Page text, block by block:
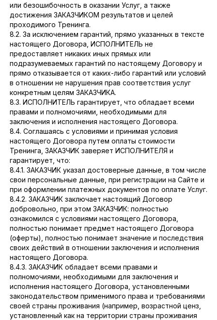
или безошибочность в оказании Услуг, а также
достижения ЗАКАЗЧИКОМ результатов и целей
проходимого Тренинга.
8.2. За исключением гарантий, прямо указанных в тексте
настоящего Договора, ИСПОЛНИТЕЛЬ не
предоставляет никаких иных прямых или
подразумеваемых гарантий по настоящему Договору и
прямо отказывается от каких-либо гарантий или условий
в отношении не нарушения прав соответствия услуг
конкретным целям ЗАКАЗЧИКА.
8.3. ИСПОЛНИТЕЛЬ гарантирует, что обладает всеми
правами и полномочиями, необходимыми для
заключения и исполнения настоящего Договора.
8.4. Соглашаясь с условиями и принимая условия
настоящего Договора путем оплаты стоимости
Тренинга, ЗАКАЗЧИК заверяет ИСПОЛНИТЕЛЯ и
гарантирует, что:
8.4.1. ЗАКАЗЧИК указал достоверные данные, в том числе
свои персональные данные, при регистрации на Сайте и
при оформлении платежных документов по оплате Услуг.
8.4.2. ЗАКАЗЧИК заключает настоящий Договор
добровольно, при этом ЗАКАЗЧИК: полностью
ознакомился с условиями настоящего Договора,
полностью понимает предмет настоящего Договора
(оферты), полностью понимает значение и последствия
своих действий в отношении заключения и исполнения
настоящего Договора.
8.4.3. ЗАКАЗЧИК обладает всеми правами и
полномочиями, необходимыми для заключения и
исполнения настоящего Договора, установленными
законодательством применимого права и требованиями
своей страны проживания (например, возрастной ценз,
установленный как на территории страны проживания